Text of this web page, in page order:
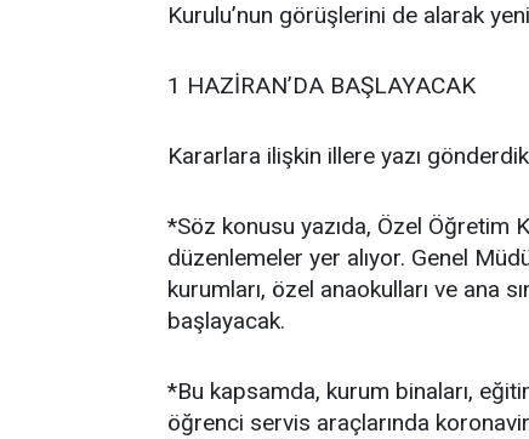
Kurulu’nun görüşlerini de alarak
1 HAZİRAN’DA BAŞLAYACAK
Kararlara ilişkin illere yazı
*Söz konusu yazıda, Özel Öğretim
düzenlemeler yer alıyor. Genel
kurumları, özel anaokulları ve ana
başlayacak.
*Bu kapsamda, kurum binaları,
öğrenci servis araçlarında